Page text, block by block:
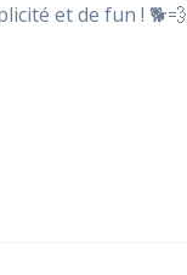
et de fun ! 🐕💨